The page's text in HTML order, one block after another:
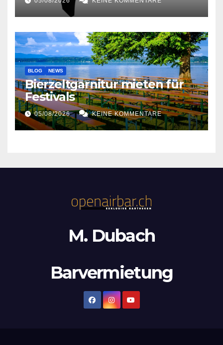
BLOG NEWS
Bierzeltgarnitur mieten für
Festivals
05/08/2026 KEINE KOMMENTARE
M. Dubach
Barvermietung